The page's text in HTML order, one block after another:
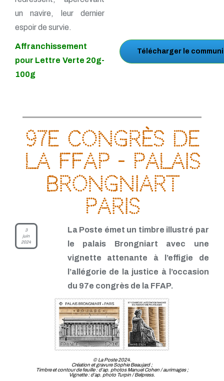
un navire, leur dernier
espoir de survie.
Affranchissement
pour Lettre Verte 20g-
100g
Télécharger le
97e congrès de
la FFAP - Palais
Brongniart
Paris
3
juin
2024
La Poste émet un timbre illustré par
le palais Brongniart avec une
vignette attenante à l’effigie de
l’allégorie de la justice à l’occasion
du 97e congrès de la FFAP.
© La Poste 2024.
Création et gravure Sophie Beaujard ;
Timbre et contour de feuille : d’ap. photos Manuel Cohen / aurimages ;
Vignette : d’ap. photo Turpin / Belpress.